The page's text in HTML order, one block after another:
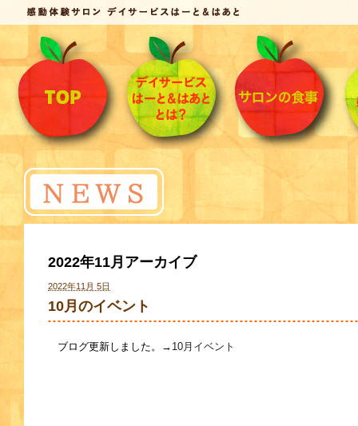
2022年11月アーカイブ
10月のイベント
2022年11月 5日
ブログ更新しました。→ 10月イベント